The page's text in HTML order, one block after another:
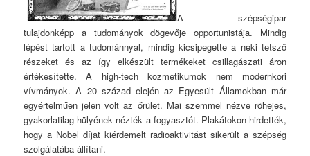
A szépségipar
tulajdonképp a tudományokdögevőjeopportunistája. Mindig
lépést tartott a tudománnyal, mindig kicsipegette a neki tetsző
részeket és az így elkészült termékeket csillagászati áron
értékesítette. A high-tech kozmetikumok nem modernkori
vívmányok. A 20 század elején az Egyesült Államokban már
egyértelműen jelen volt az őrület. Mai szemmel nézve röhejes,
gyakorlatilag hülyének nézték a fogyasztót. Plakátokon hirdették,
hogy a Nobel díjat kiérdemelt radioaktivitást sikerült a szépség
szolgálatába állítani.